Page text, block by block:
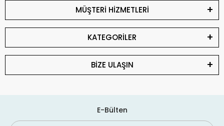
MÜŞTERİ HİZMETLERİ
KATEGORİLER
BİZE ULAŞIN
E-Bülten